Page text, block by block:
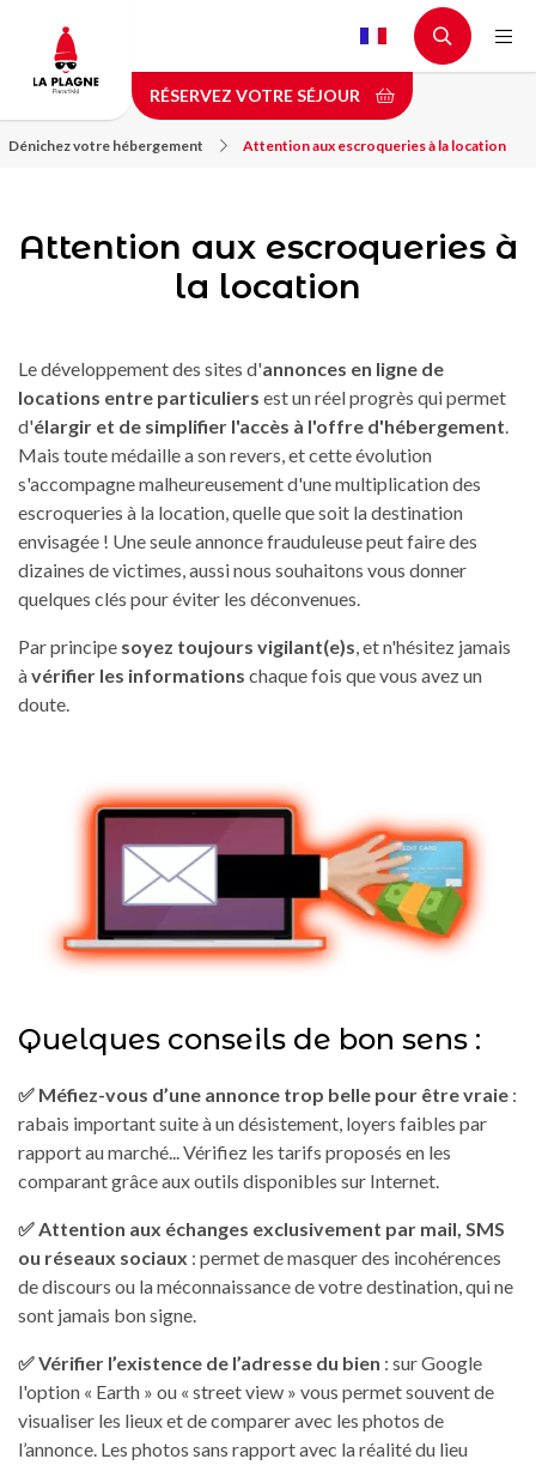
contenu
principal
RÉSERVEZ VOTRE SÉJOUR
Dénichez votre hébergement Attention aux escroqueries à la location
Attention aux escroqueries à
la location
Le développement des sites d'annonces en ligne de
locations entre particuliers est un réel progrès qui permet
d'élargir et de simplifier l'accès à l'offre d'hébergement.
Mais toute médaille a son revers, et cette évolution
s'accompagne malheureusement d'une multiplication des
escroqueries à la location, quelle que soit la destination
envisagée ! Une seule annonce frauduleuse peut faire des
dizaines de victimes, aussi nous souhaitons vous donner
quelques clés pour éviter les déconvenues.
Par principe soyez toujours vigilant(e)s, et n'hésitez jamais
àvérifier les informations chaque fois que vous avez un
doute.
Quelques conseils de bon sens :
✅ Méfiez-vous d’une annonce trop belle pour être vraie :
rabais important suite à un désistement, loyers faibles par
rapport au marché... Vérifiez les tarifs proposés en les
comparant grâce aux outils disponibles sur Internet.
✅ Attention aux échanges exclusivement par mail, SMS
ou réseaux sociaux : permet de masquer des incohérences
de discours ou la méconnaissance de votre destination, qui ne
sont jamais bon signe.
✅ Vérifier l’existence de l’adresse du bien : sur Google
l'option « Earth » ou « street view » vous permet souvent de
visualiser les lieux et de comparer avec les photos de
l’annonce. Les photos sans rapport avec la réalité du lieu